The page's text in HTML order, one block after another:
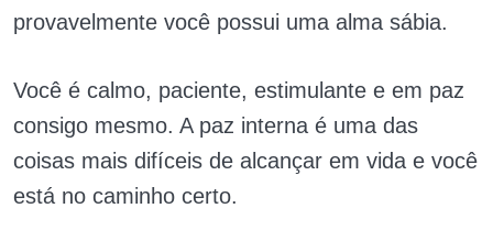
provavelmente você possui uma alma sábia.
Você é calmo, paciente, estimulante e em paz
consigo mesmo. A paz interna é uma das
coisas mais difíceis de alcançar em vida e você
está no caminho certo.